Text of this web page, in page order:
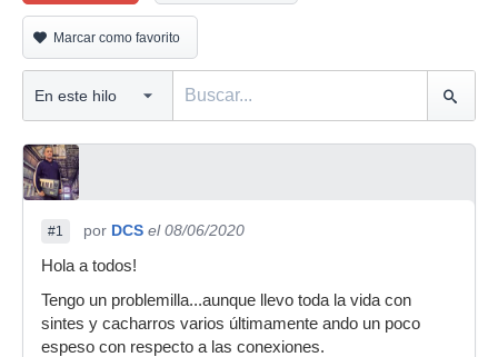
Marcar como favorito
#1 por DCS el 08/06/2020
Hola a todos!
Tengo un problemilla...aunque llevo toda la vida con
sintes y cacharros varios últimamente ando un poco
espeso con respecto a las conexiones.